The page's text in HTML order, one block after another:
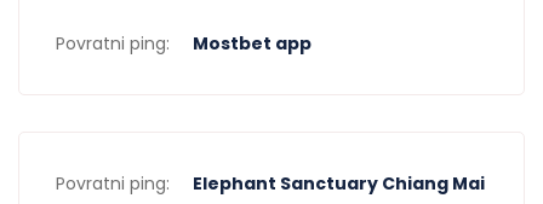
Povratni ping: Mostbet app
Povratni ping: Elephant Sanctuary Chiang Mai